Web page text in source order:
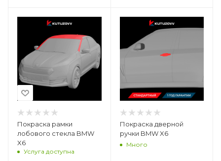
Покраска рамки
лобового стекла BMW
X6
Услуга доступна
Покраска дверной
ручки BMW X6
Много